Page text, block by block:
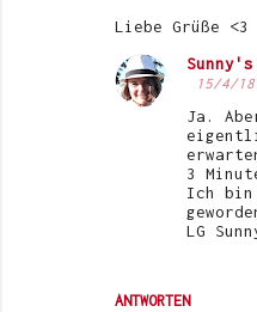
Liebe Grüße <3
ANTWORTEN
15/4/
Ja.
3
Ich bin
LG